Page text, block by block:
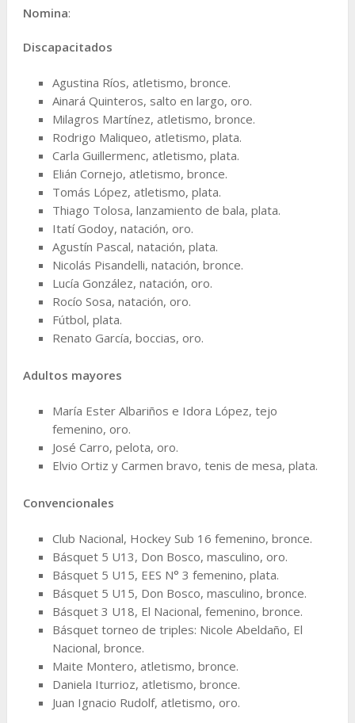
Nomina:
Discapacitados
Agustina Ríos, atletismo, bronce.
Ainará Quinteros, salto en largo, oro.
Milagros Martínez, atletismo, bronce.
Rodrigo Maliqueo, atletismo, plata.
Carla Guillermenc, atletismo, plata.
Elián Cornejo, atletismo, bronce.
Tomás López, atletismo, plata.
Thiago Tolosa, lanzamiento de bala, plata.
Itatí Godoy, natación, oro.
Agustín Pascal, natación, plata.
Nicolás Pisandelli, natación, bronce.
Lucía González, natación, oro.
Rocío Sosa, natación, oro.
Fútbol, plata.
Renato García, boccias, oro.
Adultos mayores
María Ester Albariños e Idora López, tejo
femenino, oro.
José Carro, pelota, oro.
Elvio Ortiz y Carmen bravo, tenis de mesa, plata.
Convencionales
Club Nacional, Hockey Sub 16 femenino, bronce.
Básquet 5 U13, Don Bosco, masculino, oro.
Básquet 5 U15, EES N° 3 femenino, plata.
Básquet 5 U15, Don Bosco, masculino, bronce.
Básquet 3 U18, El Nacional, femenino, bronce.
Básquet torneo de triples: Nicole Abeldaño, El
Nacional, bronce.
Maite Montero, atletismo, bronce.
Daniela Iturrioz, atletismo, bronce.
Juan Ignacio Rudolf, atletismo, oro.